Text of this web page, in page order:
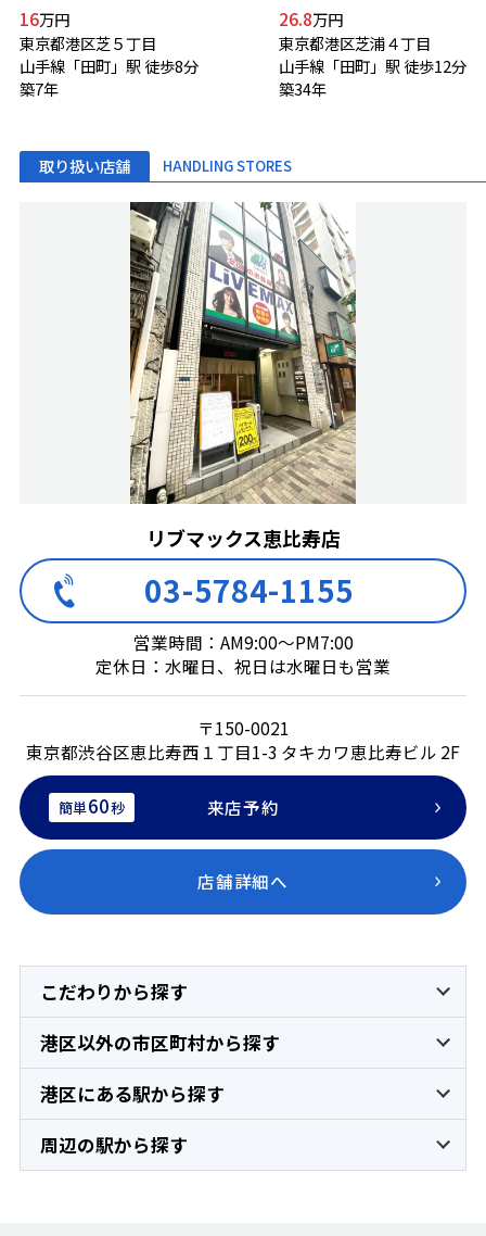
16万円
東京都港区芝５丁目
山手線「田町」駅 徒歩8分
築7年
26.8万円
東京都港区芝浦４丁目
山手線「田町」駅 徒歩12分
築34年
取り扱い店舗 HANDLING STORES
リブマックス恵比寿店
03-5784-1155
営業時間：AM9:00～PM7:00
定休日：水曜日、祝日は水曜日も営業
〒150-0021
東京都渋谷区恵比寿西１丁目1-3 タキカワ恵比寿ビル 2F
簡単60秒 来店予約
店舗詳細へ
こだわりから探す
港区以外の市区町村から探す
港区にある駅から探す
周辺の駅から探す